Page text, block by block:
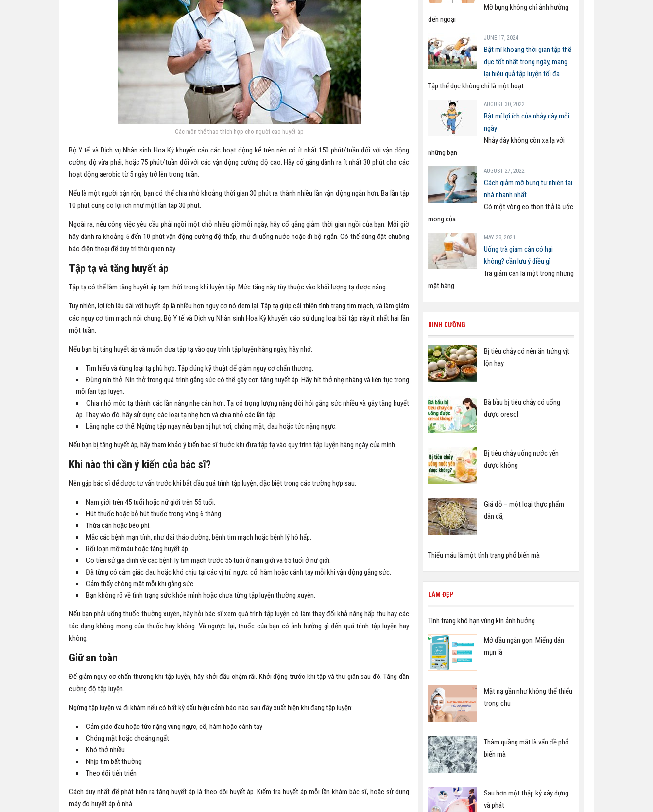
Các môn thể thao thích hợp cho người cao huyết áp
Bộ Y tế và Dịch vụ Nhân sinh Hoa Kỳ khuyến cáo các hoạt động kể trên nên có ít nhất 150 phút/tuần đối với vận động
cường độ vừa phải, hoặc 75 phút/tuần đối với các vận động cường độ cao. Hãy cố gắng dành ra ít nhất 30 phút cho các
hoạt động aerobic từ 5 ngày trở lên trong tuần.
Nếu là một người bận rộn, bạn có thể chia nhỏ khoảng thời gian 30 phút ra thành nhiều lần vận động ngắn hơn. Ba lần tập
10 phút cũng có lợi ích như một lần tập 30 phút.
Ngoài ra, nếu công việc yêu cầu phải ngồi một chỗ nhiều giờ mỗi ngày, hãy cố gắng giảm thời gian ngồi của bạn. Mỗi giờ
hãy dành ra khoảng 5 đến 10 phút vận động cường độ thấp, như đi uống nước hoặc đi bộ ngắn. Có thể dùng đặt chuông
báo điện thoại để duy trì thói quen này.
Tập tạ và tăng huyết áp
Tập tạ có thể làm tăng huyết áp tạm thời trong khi luyện tập. Mức tăng này tùy thuộc vào khối lượng tạ được nâng.
Tuy nhiên, lợi ích lâu dài với huyết áp là nhiều hơn nguy cơ nó đem lại. Tập tạ giúp cải thiện tình trạng tim mạch, và làm giảm
các nguy cơ tim mạch nói chung. Bộ Y tế và Dịch vụ Nhân sinh Hoa Kỳ khuyến cáo sử dụng loại bài tập này ít nhất hai lần
một tuần.
Nếu bạn bị tăng huyết áp và muốn đưa tập tạ vào quy trình tập luyện hàng ngày, hãy nhớ:
Tìm hiểu và dùng loại tạ phù hợp. Tập đúng kỹ thuật để giảm nguy cơ chấn thương.
Đừng nín thở. Nín thở trong quá trình gắng sức có thể gây cơn tăng huyết áp. Hãy hít thở nhẹ nhàng và liên tục trong
mỗi lần tập luyện.
Chia nhỏ mức tạ thành các lần nâng nhẹ cân hơn. Tạ có trọng lượng nặng đòi hỏi gắng sức nhiều và gây tăng huyết
áp. Thay vào đó, hãy sử dụng các loại tạ nhẹ hơn và chia nhỏ các lần tập.
Lắng nghe cơ thể. Ngừng tập ngay nếu bạn bị hụt hơi, chóng mặt, đau hoặc tức nặng ngực.
Nếu bạn bị tăng huyết áp, hãy tham khảo ý kiến bác sĩ trước khi đưa tập tạ vào quy trình tập luyện hàng ngày của mình.
Khi nào thì cần ý kiến của bác sĩ?
Nên gặp bác sĩ để được tư vấn trước khi bắt đầu quá trình tập luyện, đặc biệt trong các trường hợp sau:
Nam giới trên 45 tuổi hoặc nữ giới trên 55 tuổi.
Hút thuốc hoặc bỏ hút thuốc trong vòng 6 tháng.
Thừa cân hoặc béo phì.
Mắc các bệnh mạn tính, như đái tháo đường, bệnh tim mạch hoặc bệnh lý hô hấp.
Rối loạn mỡ máu hoặc tăng huyết áp.
Có tiền sử gia đình về các bệnh lý tim mạch trước 55 tuổi ở nam giới và 65 tuổi ở nữ giới.
Đã từng có cảm giác đau hoặc khó chịu tại các vị trí: ngực, cổ, hàm hoặc cánh tay mỗi khi vận động gắng sức.
Cảm thấy chóng mặt mỗi khi gắng sức.
Bạn không rõ về tình trạng sức khỏe mình hoặc chưa từng tập luyện thường xuyên.
Nếu bạn phải uống thuốc thường xuyên, hãy hỏi bác sĩ xem quá trình tập luyện có làm thay đổi khả năng hấp thu hay các
tác dụng không mong của thuốc hay không. Và ngược lại, thuốc của bạn có ảnh hưởng gì đến quá trình tập luyện hay
không.
Giữ an toàn
Để giảm nguy cơ chấn thương khi tập luyện, hãy khởi đầu chậm rãi. Khởi động trước khi tập và thư giãn sau đó. Tăng dần
cường độ tập luyện.
Ngừng tập luyện và đi khám nếu có bất kỳ dấu hiệu cảnh báo nào sau đây xuất hiện khi đang tập luyện:
Cảm giác đau hoặc tức nặng vùng ngực, cổ, hàm hoặc cánh tay
Chóng mặt hoặc choáng ngất
Khó thở nhiều
Nhịp tim bất thường
Theo dõi tiến triển
Cách duy nhất để phát hiện ra tăng huyết áp là theo dõi huyết áp. Kiểm tra huyết áp mỗi lần khám bác sĩ, hoặc sử dụng
máy đo huyết áp ở nhà.
Mỡ bụng không chỉ ảnh hưởng
đến ngoại
JUNE 17, 2024
Bật mí khoảng thời gian tập thể
dục tốt nhất trong ngày, mang
lại hiệu quả tập luyện tối đa
Tập thể dục không chỉ là một hoạt
AUGUST 30, 2022
Bật mí lợi ích của nhảy dây mỗi
ngày
Nhảy dây không còn xa lạ với
những bạn
AUGUST 27, 2022
Cách giảm mỡ bụng tự nhiên tại
nhà nhanh nhất
Có một vòng eo thon thả là ước
mong của
MAY 28, 2021
Uống trà giảm cân có hại
không? cần lưu ý điều gì
Trà giảm cân là một trong những
mặt hàng
DINH DƯỠNG
Bị tiêu chảy có nên ăn trứng vịt
lộn hay
Bà bầu bị tiêu chảy có uống
được oresol
Bị tiêu chảy uống nước yến
được không
Giá đỗ – một loại thực phẩm
dân dã,
Thiếu máu là một tình trạng phổ biến mà
LÀM ĐẸP
Tình trạng khô hạn vùng kín ảnh hưởng
Mở đầu ngắn gọn: Miếng dán
mụn là
Mặt nạ gần như không thể thiếu
trong chu
Thâm quầng mắt là vấn đề phổ
biến mà
Sau hơn một thập kỷ xây dựng
và phát